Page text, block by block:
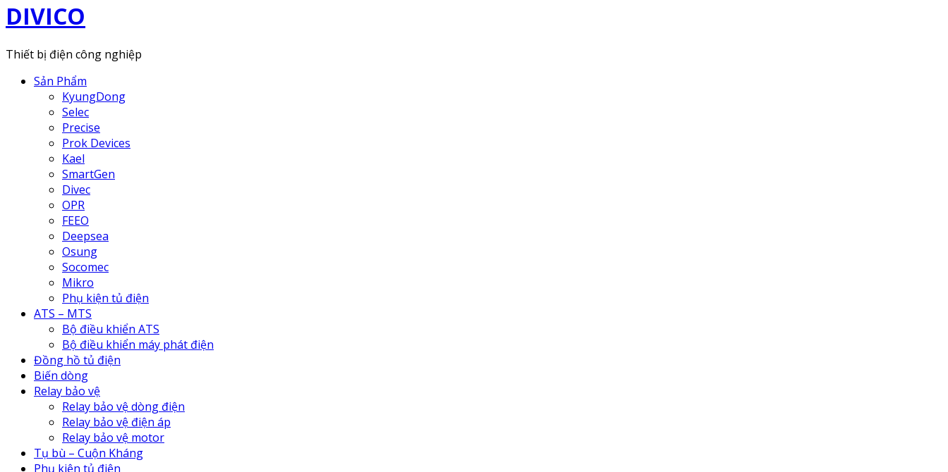
DIVICO
Thiết bị điện công nghiệp
Sản Phẩm
KyungDong
Selec
Precise
Prok Devices
Kael
SmartGen
Divec
OPR
FEEO
Deepsea
Osung
Socomec
Mikro
Phụ kiện tủ điện
ATS – MTS
Bộ điều khiển ATS
Bộ điều khiển máy phát điện
Đồng hồ tủ điện
Biến dòng
Relay bảo vệ
Relay bảo vệ dòng điện
Relay bảo vệ điện áp
Relay bảo vệ motor
Tụ bù – Cuộn Kháng
Phụ kiện tủ điện